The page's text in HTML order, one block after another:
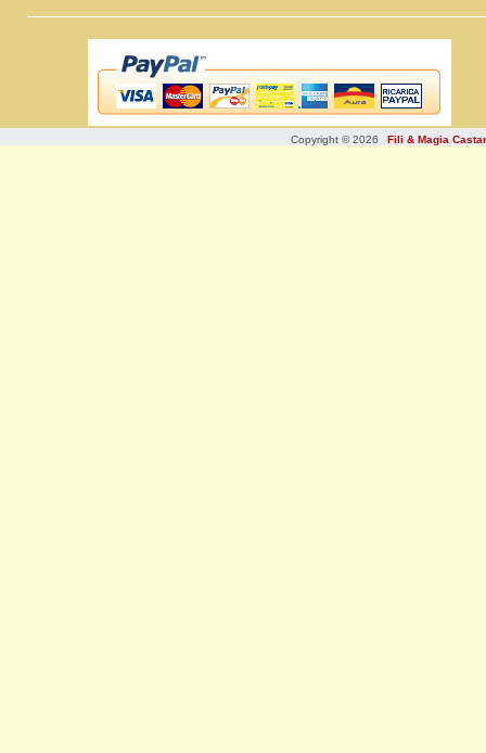
Copyright © 2026 Fili & Magia